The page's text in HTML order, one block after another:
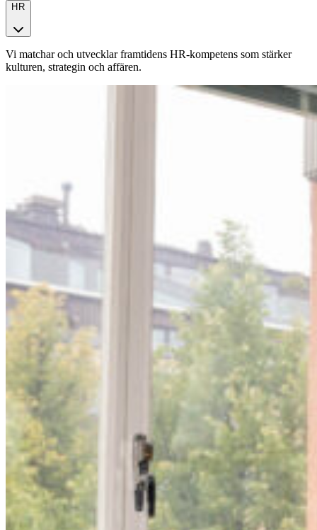
HR
Vi matchar och utvecklar framtidens HR-kompetens som stärker
kulturen, strategin och affären.